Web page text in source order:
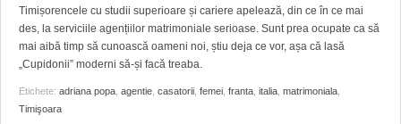
GRĂDINA TAICII DOMNULUI
ZIARISTU’ DE TERASĂ
CRONICĂ DE FILM
UNDE MERGEM
ACCIDENTE
ANUNŢURI
Timișorencele cu studii superioare și cariere apelează, din ce în ce mai
des, la serviciile agențiilor matrimoniale serioase. Sunt prea ocupate ca să
mai aibă timp să cunoască oameni noi, știu deja ce vor, așa că lasă
„Cupidonii” moderni să-și facă treaba.
Etichete: adriana popa agentie casatorii femei franta italia matrimoniala
Timişoara